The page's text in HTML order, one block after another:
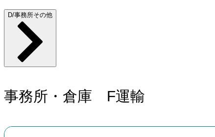
D/事務所その他
事務所・倉庫 F運輸